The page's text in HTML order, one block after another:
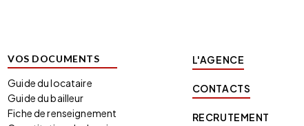
VOS DOCUMENTS
Guide du locataire
Guide du bailleur
Fiche de renseignement
L'AGENCE
CONTACTS
RECRUTEMENT